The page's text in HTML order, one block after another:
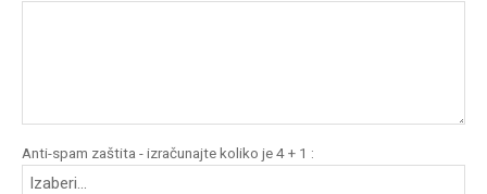
Anti-spam zaštita - izračunajte koliko je 4 + 1 :